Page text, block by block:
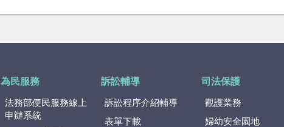
為民服務
法務部便民服務線上
申辦系統
訴訟輔導
訴訟程序介紹輔導
表單下載
司法保護
觀護業務
婦幼安全園地